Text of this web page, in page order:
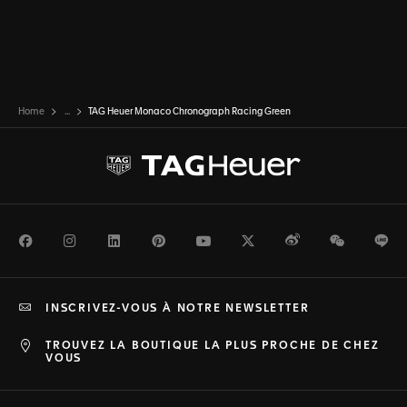
Home ... TAG Heuer Monaco Chronograph Racing Green
FacebookInstagramLinkedInPinterestYoutubeTwitterWeiboWeChat
TROUVEZ LA BOUTIQUE LA PLUS PROCHE DE CHEZ
VOUS
INSCRIVEZ-VOUS À NOTRE NEWSLETTER